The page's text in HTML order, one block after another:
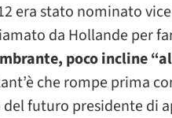
era stato nominato
da Hollande per
poco incline
che rompe prima
futuro presidente di